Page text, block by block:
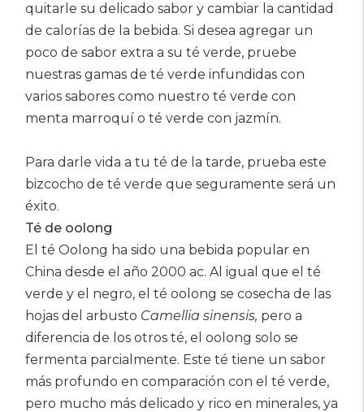
quitarle su delicado sabor y cambiar la cantidad
de calorías de la bebida. Si desea agregar un
poco de sabor extra a su té verde, pruebe
nuestras gamas de té verde infundidas con
varios sabores como nuestro té verde con
menta marroquí o té verde con jazmín.
Para darle vida a tu té de la tarde, prueba este
bizcocho de té verde que seguramente será un
éxito.
Té de oolong
El té Oolong ha sido una bebida popular en
China desde el año 2000 ac. Al igual que el té
verde y el negro, el té oolong se cosecha de las
hojas del arbusto Camellia sinensis, pero a
diferencia de los otros té, el oolong solo se
fermenta parcialmente. Este té tiene un sabor
más profundo en comparación con el té verde,
pero mucho más delicado y rico en minerales, ya